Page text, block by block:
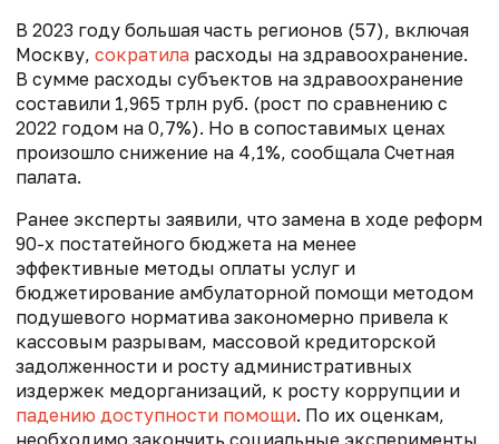
В 2023 году большая часть регионов (57), включая
Москву, сократила расходы на здравоохранение.
В сумме расходы субъектов на здравоохранение
составили 1,965 трлн руб. (рост по сравнению с
2022 годом на 0,7%). Но в сопоставимых ценах
произошло снижение на 4,1%, сообщала Счетная
палата.
Ранее эксперты заявили, что замена в ходе реформ
90-х постатейного бюджета на менее
эффективные методы оплаты услуг и
бюджетирование амбулаторной помощи методом
подушевого норматива закономерно привела к
кассовым разрывам, массовой кредиторской
задолженности и росту административных
издержек медорганизаций, к росту коррупции и
падению доступности помощи. По их оценкам,
необходимо закончить социальные эксперименты